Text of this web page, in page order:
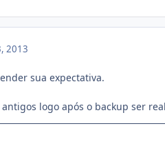
2013
sua expectativa.
logo após o backup ser